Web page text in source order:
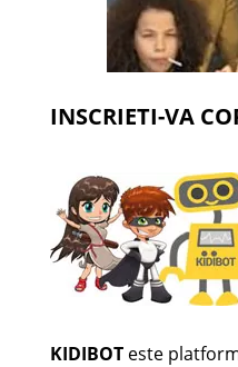
INSCRIETI-VA
KIDIBOTeste